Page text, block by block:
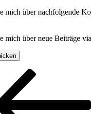
mich über nachfolgende
mich über neue Beiträge